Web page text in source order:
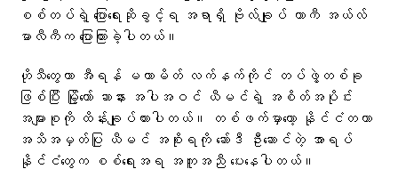
စစ်တပ်ရဲ့ ပြောရေးဆိုခွင့်ရ အရာရှိ ဗိုလ်ချုပ် တာကီ အယ်လ်
မာလီကီက ပြောကြားခဲ့ပါတယ်။
ဟိုသီတွေဟာ အီရန် မဟာမိတ် လက်နက်ကိုင် တပ်ဖွဲ့တစ်ခု
ဖြစ်ပြီး မြို့တော် ဆာနား အပါအဝင် ယီမင်ရဲ့ အစိတ်အပိုင်း
အများစုကို ထိန်းချုပ်ထားပါတယ်။ တစ်ဖက်မှာတော့ နိုင်ငံတကာ
အသိအမှတ်ပြု ယီမင် အစိုးရကို ဆော်ဒီ ဦးဆောင်တဲ့ အာရပ်
နိုင်ငံတွေက စစ်ရေးအရ အကူအညီ ပေးနေပါတယ်။